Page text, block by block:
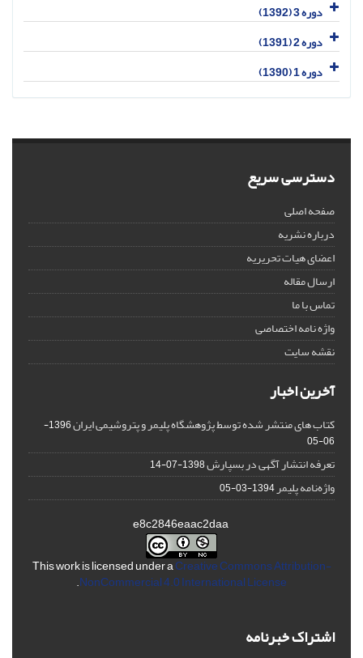
دوره 3 (1392)
دوره 2 (1391)
دوره 1 (1390)
دسترسی سریع
صفحه اصلی
درباره نشریه
اعضای هیات تحریریه
ارسال مقاله
تماس با ما
واژه نامه اختصاصی
نقشه سایت
آخرین اخبار
کتاب های منتشر شده توسط پژوهشگاه پلیمر و پتروشیمی ایران
1396-
06-05
تعرفه انتشار آگهی در بسپارش1398-07-14
واژه‌نامه پلیمر1394-03-05
This work is licensed under aCreative Commons Attribution-
NonCommercial 4.0 International License
.
اشتراک خبرنامه